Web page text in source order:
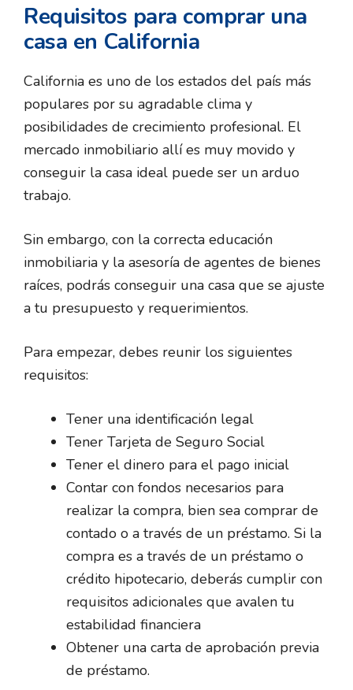
Requisitos para comprar una
casa en California
California es uno de los estados del país más
populares por su agradable clima y
posibilidades de crecimiento profesional. El
mercado inmobiliario allí es muy movido y
conseguir la casa ideal puede ser un arduo
trabajo.
Sin embargo, con la correcta educación
inmobiliaria y la asesoría de agentes de bienes
raíces, podrás conseguir una casa que se ajuste
a tu presupuesto y requerimientos.
Para empezar, debes reunir los siguientes
requisitos:
Tener una identificación legal
Tener Tarjeta de Seguro Social
Tener el dinero para el pago inicial
Contar con fondos necesarios para
realizar la compra, bien sea comprar de
contado o a través de un préstamo. Si la
compra es a través de un préstamo o
crédito hipotecario, deberás cumplir con
requisitos adicionales que avalen tu
estabilidad financiera
Obtener una carta de aprobación previa
de préstamo.